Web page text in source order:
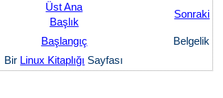
Üst Ana
Başlık
Sonraki
Başlangıç
Belgelik
Bir Linux Kitaplığı Sayfası